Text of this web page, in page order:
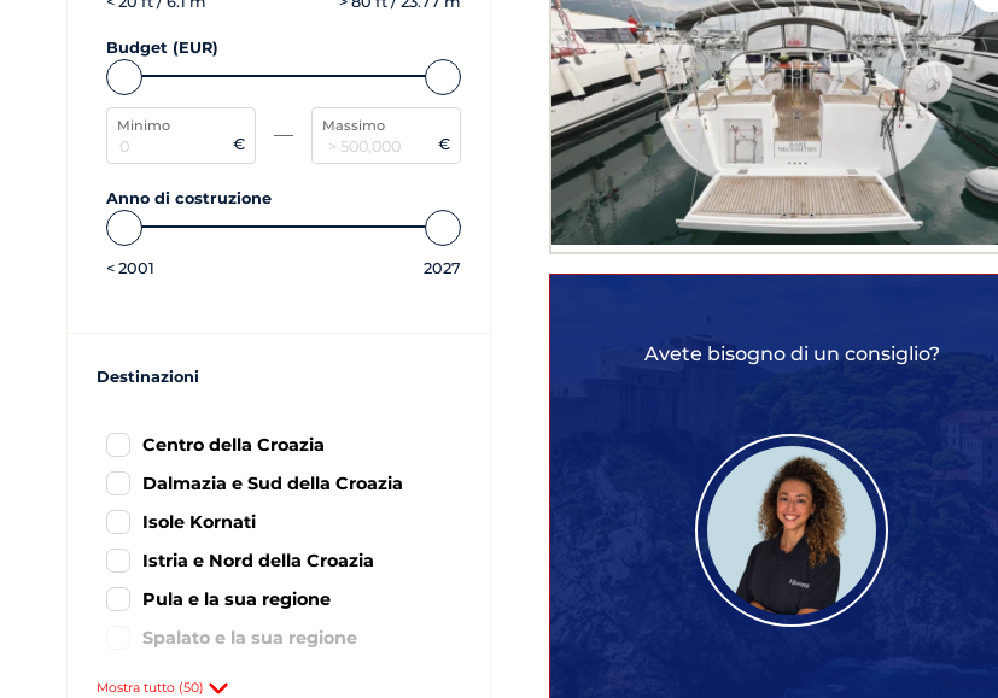
Budget (EUR)
Minimo
€
Massimo
€
Anno di costruzione
< 2001 2027
Destinazioni
Centro della Croazia
Dalmazia e Sud della Croazia
Isole Kornati
Istria e Nord della Croazia
Pula e la sua regione
Spalato e la sua regione
Mostra tutto (50)
Avete bisogno di un consiglio?